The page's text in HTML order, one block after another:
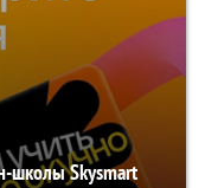
школы Skysmart